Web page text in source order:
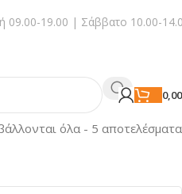
09.00-19.00 | Σάββατο 10.00-
όλα - 5 αποτελέσματα